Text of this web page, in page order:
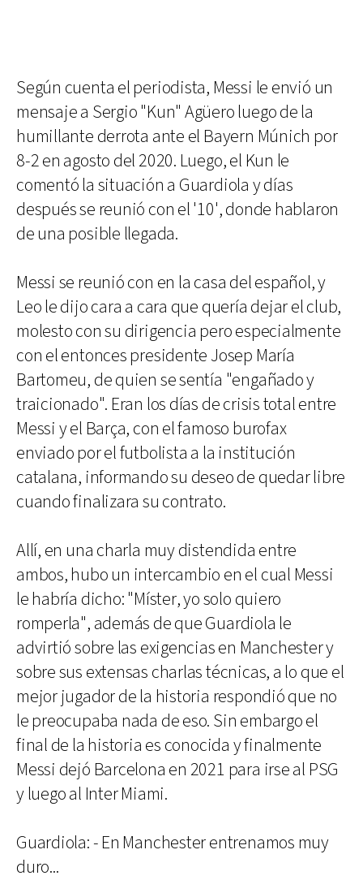
Según cuenta el periodista, Messi le envió un
mensaje a Sergio "Kun" Agüero luego de la
humillante derrota ante el Bayern Múnich por
8-2 en agosto del 2020. Luego, el Kun le
comentó la situación a Guardiola y días
después se reunió con el '10', donde hablaron
de una posible llegada.
Messi se reunió con en la casa del español, y
Leo le dijo cara a cara que quería dejar el club,
molesto con su dirigencia pero especialmente
con el entonces presidente Josep María
Bartomeu, de quien se sentía "engañado y
traicionado". Eran los días de crisis total entre
Messi y el Barça, con el famoso burofax
enviado por el futbolista a la institución
catalana, informando su deseo de quedar libre
cuando finalizara su contrato.
Allí, en una charla muy distendida entre
ambos, hubo un intercambio en el cual Messi
le habría dicho: "Míster, yo solo quiero
romperla", además de que Guardiola le
advirtió sobre las exigencias en Manchester y
sobre sus extensas charlas técnicas, a lo que el
mejor jugador de la historia respondió que no
le preocupaba nada de eso. Sin embargo el
final de la historia es conocida y finalmente
Messi dejó Barcelona en 2021 para irse al PSG
y luego al Inter Miami.
Guardiola: - En Manchester entrenamos muy
duro...